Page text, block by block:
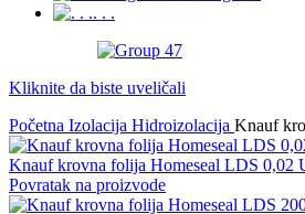
. . .
Kliknite da biste uveličali
Početna Izolacija Hidroizolacija Knauf
Knauf krovna folija Homeseal LDS 0,02
Povratak na proizvode